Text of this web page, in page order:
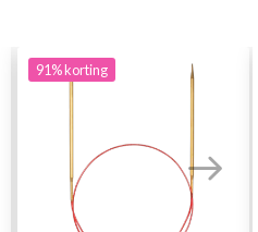
91%korting